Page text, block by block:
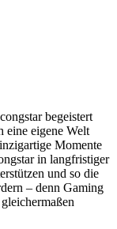
begeistert
eine eigene Welt
Momente
in langfristiger
und so die
– denn Gaming